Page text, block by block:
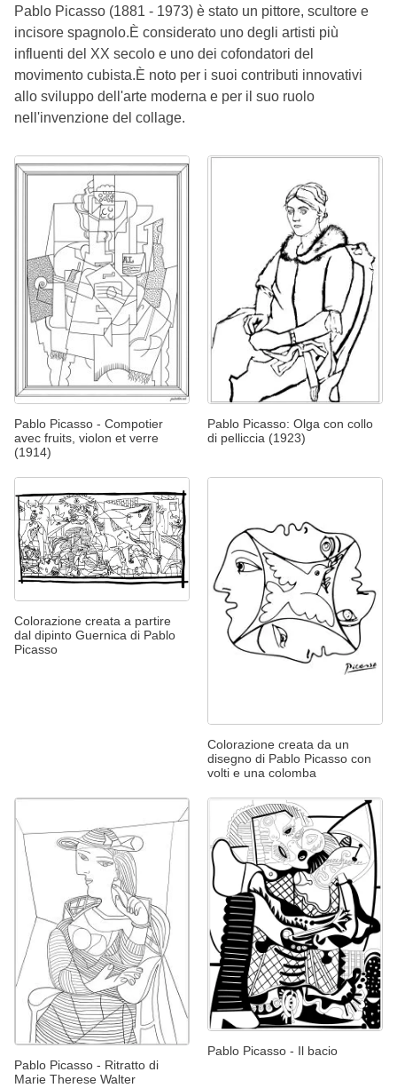
Pablo Picasso (1881 - 1973) è stato un pittore, scultore e
incisore spagnolo.È considerato uno degli artisti più
influenti del XX secolo e uno dei cofondatori del
movimento cubista.È noto per i suoi contributi innovativi
allo sviluppo dell'arte moderna e per il suo ruolo
nell'invenzione del collage.
Pablo Picasso - Compotier
avec fruits, violon et verre
(1914)
Pablo Picasso: Olga con collo
di pelliccia (1923)
Colorazione creata a partire
dal dipinto Guernica di Pablo
Picasso
Colorazione creata da un
disegno di Pablo Picasso con
volti e una colomba
Pablo Picasso - Ritratto di
Marie Therese Walter
Pablo Picasso - Il bacio